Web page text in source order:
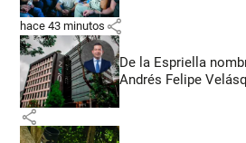
hace 43 minutos share
De la Espriella
Andrés Felipe
share